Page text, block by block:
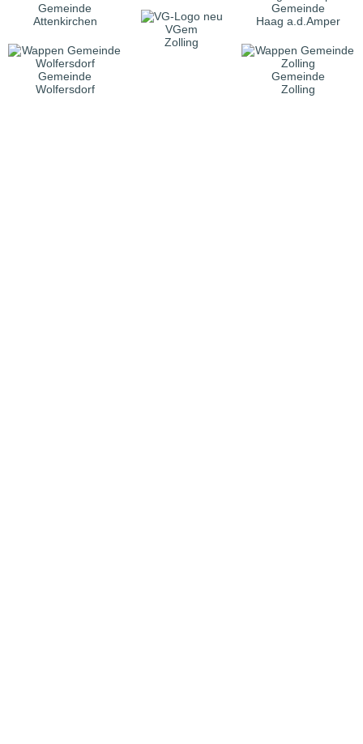
Gemeinde
Attenkirchen
VGem
Zolling
Gemeinde
Haag a.d.Amper
Gemeinde
Wolfersdorf
Gemeinde
Zolling